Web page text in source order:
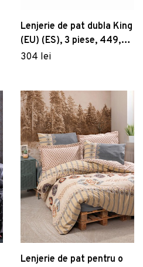
Lenjerie de pat dubla King
(EU) (ES), 3 piese, 449,
Pearl Home, Poliester
304 lei
Lenjerie de pat pentru o